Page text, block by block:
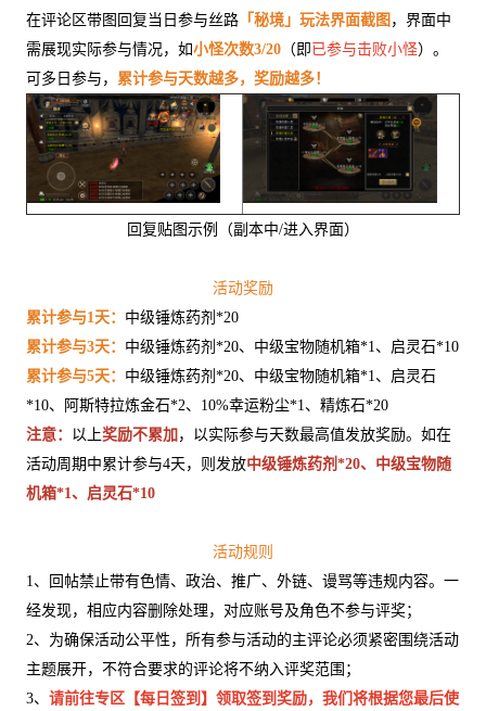
在评论区带图回复当日参与丝路「秘境」玩法界面截图 ，界面中
需展现实际参与情况，如小怪次数3/20（即已参与击败小怪）。
可多日参与， 累计参与天数越多，奖励越多！
回复贴图示例（副本中/进入界面）
活动奖励
累计参与1天： 中级锤炼药剂*20
累计参与3天： 中级锤炼药剂*20、中级宝物随机箱*1、启灵石*10
累计参与5天： 中级锤炼药剂*20、中级宝物随机箱*1、启灵石
*10、阿斯特拉炼金石*2、10%幸运粉尘*1、精炼石*20
注意： 以上奖励不累加，以实际参与天数最高值发放奖励。如在
活动周期中累计参与4天，则发放中级锤炼药剂*20、中级宝物随
机箱*1、启灵石*10
活动规则
1、回帖禁止带有色情、政治、推广、外链、谩骂等违规内容。一
经发现，相应内容删除处理，对应账号及角色不参与评奖；
2、为确保活动公平性，所有参与活动的主评论必须紧密围绕活动
主题展开，不符合要求的评论将不纳入评奖范围；
3、 请前往专区【每日签到】领取签到奖励，我们将根据您最后使